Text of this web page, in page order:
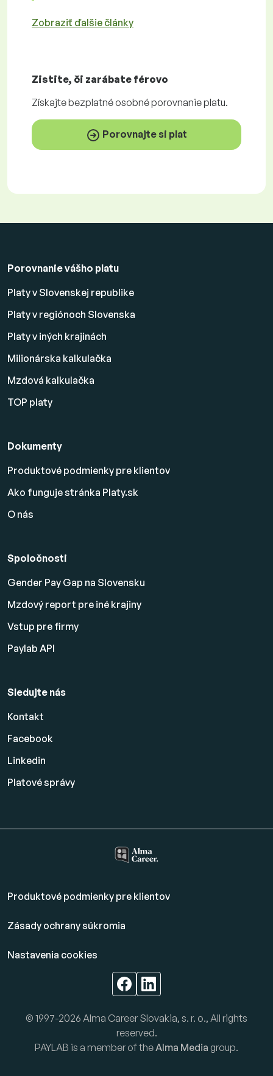
Zobraziť ďalšie články
Zistite, či zarábate férovo
Získajtebezplatnéosobné porovnanie platu.
Porovnajte si plat
Porovnanie vášho platu
Platy v Slovenskej republike
Platy v regiónoch Slovenska
Platy v iných krajinách
Milionárska kalkulačka
Mzdová kalkulačka
TOP platy
Dokumenty
Produktové podmienky pre klientov
Ako funguje stránka Platy.sk
O nás
Spoločnosti
Gender Pay Gap na Slovensku
Mzdový report pre iné krajiny
Vstup pre firmy
Paylab API
Sledujte nás
Kontakt
Facebook
Linkedin
Platovésprávy
Produktové podmienky pre klientov
Zásady ochrany súkromia
Nastavenia cookies
© 1997-2026 Alma Career Slovakia, s. r. o., All rights
reserved.
PAYLAB is a member of the Alma Media group.